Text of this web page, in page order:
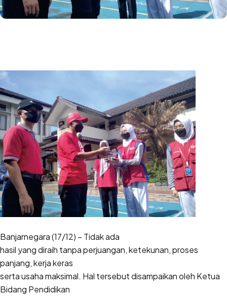
Banjarnegara (17/12) – Tidak ada
hasil yang diraih tanpa perjuangan, ketekunan, proses
panjang, kerja keras
serta usaha maksimal. Hal tersebut disampaikan oleh Ketua
Bidang Pendidikan